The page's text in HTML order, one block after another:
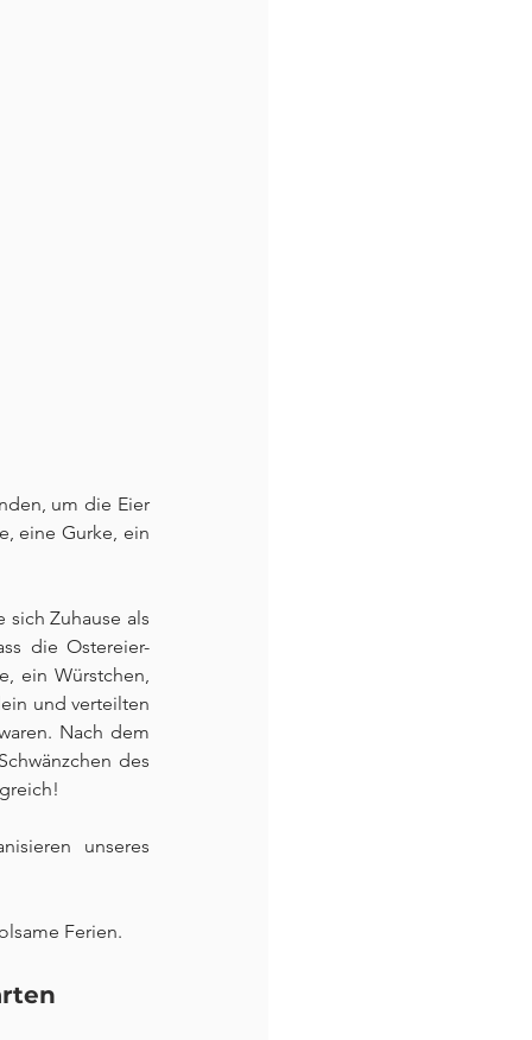
um die Eier
eine Gurke, ein
Zuhause als
die Ostereier-
ein Würstchen,
und verteilten
Nach dem
des
unseres
Ferien.